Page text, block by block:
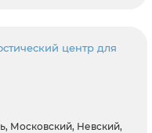
центр для
Московский, Невский,